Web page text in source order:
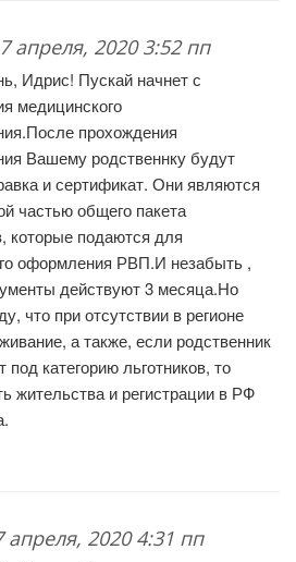
апреля, 2020 3:52 пп
Идрис! Пускай начнет с
медицинского
прохождения
Вашему родственнку будут
и сертификат. Они являются
частью общего пакета
которые подаются для
оформления РВП.И незабыть ,
действуют 3 месяца.Но
что при отсутствии в регионе
а также, если родственник
под категорию льготников, то
жительства и регистрации в РФ
апреля, 2020 4:31 пп